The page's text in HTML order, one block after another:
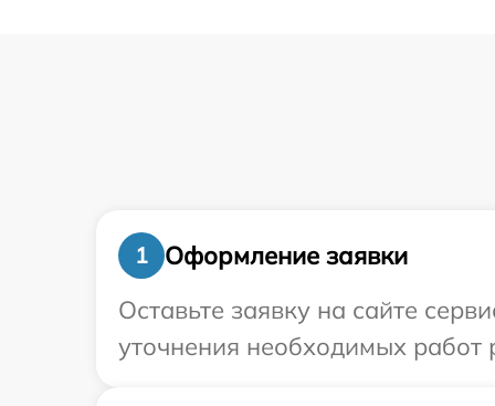
1
Оформление заявки
Оставьте заявку на сайте
уточнения необходимых работ